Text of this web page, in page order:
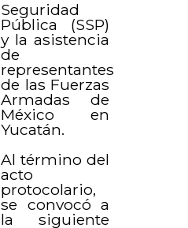
Seguridad
Pública (SSP)
y la asistencia
de
representantes
de las Fuerzas
Armadas de
México en
Yucatán.
Al término del
acto
protocolario,
se convocó a
la siguiente